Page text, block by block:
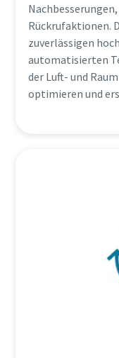
Rückrufaktionen.
zuverlässigen
automatisierten
der Luft- und
optimieren und